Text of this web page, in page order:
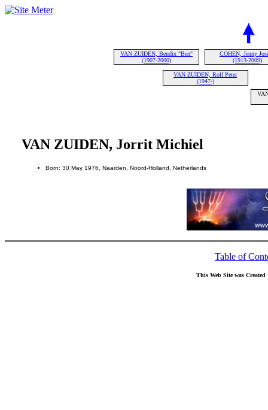
VAN ZUIDEN, Bendix "Ben"
(1907-2000)
COHEN, Jenny
(1913-2009)
VAN ZUIDEN, Rolf Peter
(1947-)
VAN ZUIDEN, Jorrit Michiel
Born: 30 May 1976, Naarden, Noord-Holland, Netherlands
Table of
This Web Site was